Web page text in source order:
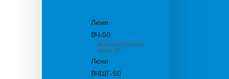
Люки
ВЧ-50
Высокопрочный
чугун 50
Люки
ВЧШГ-50